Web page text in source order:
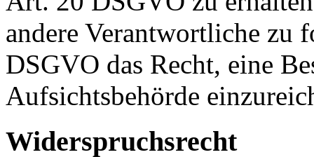
andere Verantwortliche zu
DSGVO das Recht, eine
Aufsichtsbehörde
Widerspruchsrecht